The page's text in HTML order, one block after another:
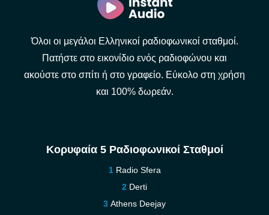
Όλοι οι μεγάλοι Ελληνικοί ραδιοφωνικοί σταθμοί.
Πατήστε στο εικονίδιο ενός ραδιοφώνου και
ακούστε στο σπίτι ή στο γραφείο. Εύκολο στη χρήση
και 100% δωρεάν.
Κορυφαία 5 Ραδιοφωνικοί Σταθμοί
Radio Sfera
Derti
Athens Deejay